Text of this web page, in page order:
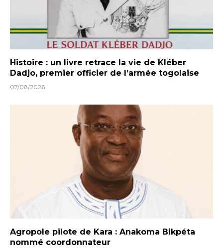
Histoire : un livre retrace la vie de Kléber
Dadjo, premier officier de l’armée togolaise
07/08/2026
Agropole pilote de Kara : Anakoma Bikpéta
nommé coordonnateur